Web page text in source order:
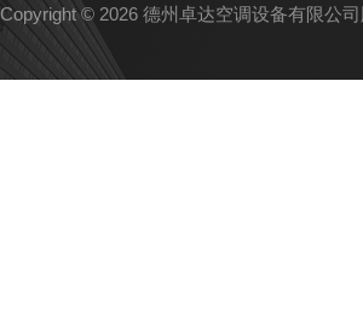
Copyright © 2026 德州卓达空调设备有限公